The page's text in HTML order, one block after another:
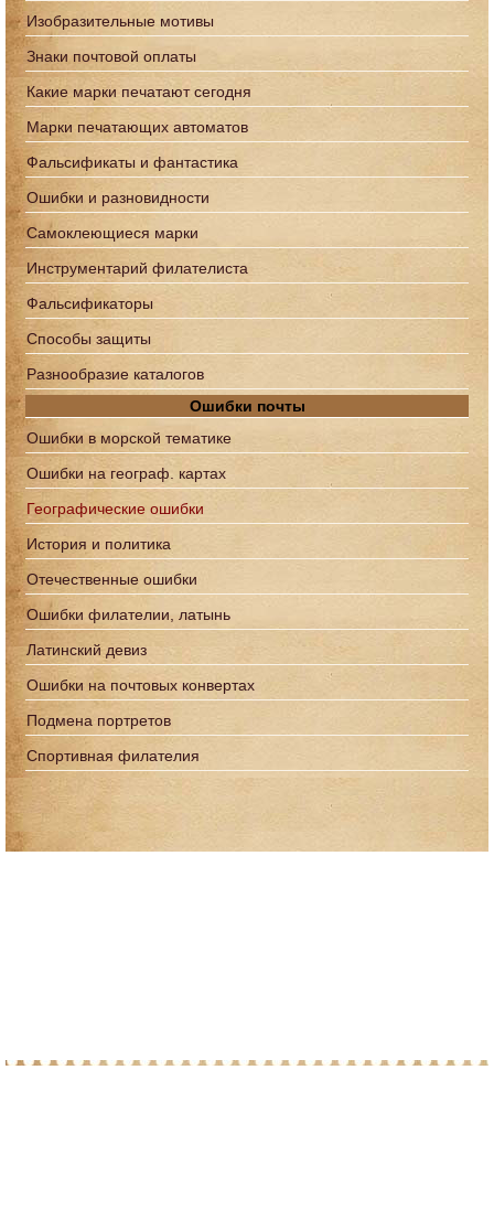
Изобразительные мотивы
Знаки почтовой оплаты
Какие марки печатают сегодня
Марки печатающих автоматов
Фальсификаты и фантастика
Ошибки и разновидности
Самоклеющиеся марки
Инструментарий филателиста
Фальсификаторы
Способы защиты
Разнообразие каталогов
Ошибки почты
Ошибки в морской тематике
Ошибки на географ. картах
Географические ошибки
История и политика
Отечественные ошибки
Ошибки филателии, латынь
Латинский девиз
Ошибки на почтовых конвертах
Подмена портретов
Спортивная филателия